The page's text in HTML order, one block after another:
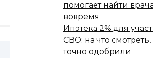
помогает найти врача
вовремя
Ипотека 2% для
СВО: на что смотреть,
точно одобрили